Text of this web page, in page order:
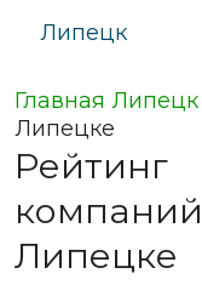
Липецк
Главная Липецк
Липецке
Рейтинг
Липецке